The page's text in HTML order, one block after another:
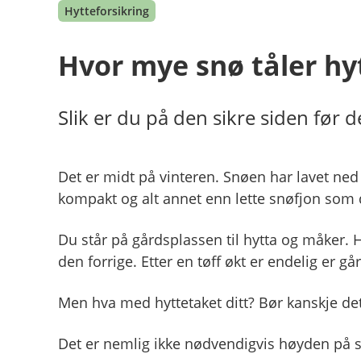
Hytteforsikring
Hvor mye snø tåler
Slik er du på den sikre siden før
Det er midt på vinteren. Snøen har lavet
kompakt og alt annet enn lette snøfjon
Du står på gårdsplassen til hytta og måker.
den forrige. Etter en tøff økt er endelig er
Men hva med hyttetaket ditt? Bør kanskje
Det er nemlig ikke nødvendigvis høyden